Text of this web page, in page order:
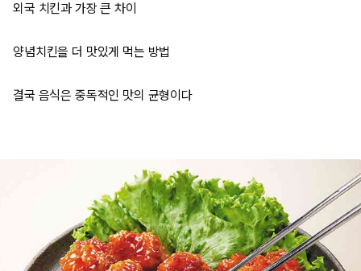
외국 치킨과 가장 큰 차이
양념치킨을 더 맛있게 먹는 방법
결국 음식은 중독적인 맛의 균형이다